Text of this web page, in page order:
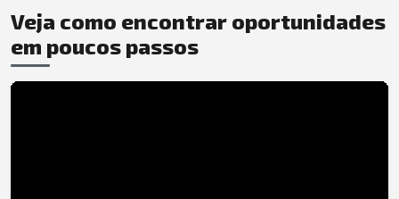
Veja como encontrar oportunidades
em poucos passos